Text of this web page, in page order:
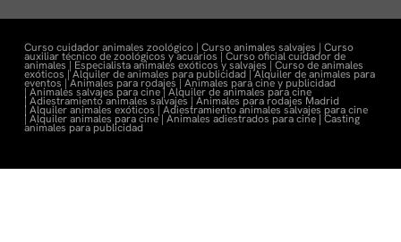
Curso cuidador animales zoológico | Curso animales salvajes | Curso
auxiliar técnico de zoológicos y acuarios | Curso oficial cuidador de
animales | Especialista animales exóticos y salvajes | Curso de animales
exóticos |Alquiler de animales para publicidad |Alquiler de animales para
eventos |Animales para rodajes | Animales para cine y publicidad
| Animales salvajes para cine | Alquiler de animales para cine
| Adiestramiento animales salvajes | Animales para rodajes Madrid
| Alquiler animales exóticos | Adiestramiento animales salvajes para cine
| Alquiler animales para cine | Animales adiestrados para cine| Casting
animales para publicidad